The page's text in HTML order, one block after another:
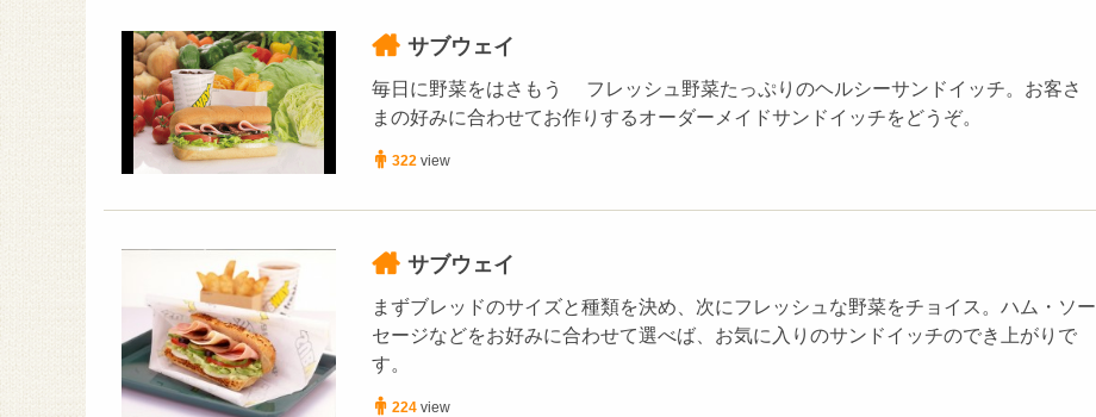
サブウェイ
毎日に野菜をはさもう フレッシュ野菜たっぷりのヘルシーサンドイッチ。お客さ
まの好みに合わせてお作りするオーダーメイドサンドイッチをどうぞ。
322 view
サブウェイ
まずブレッドのサイズと種類を決め、次にフレッシュな野菜をチョイス。ハム・ソー
セージなどをお好みに合わせて選べば、お気に入りのサンドイッチのでき上がりで
す。
224 view